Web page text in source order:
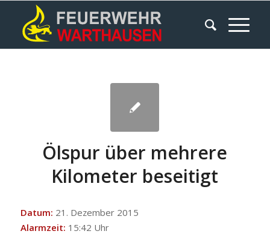
Ölspur über mehrere
Kilometer beseitigt
Datum: 21. Dezember 2015
Alarmzeit: 15:42 Uhr